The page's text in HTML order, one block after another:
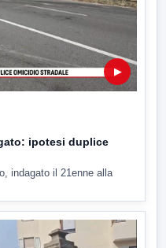
▶
ipotesi duplice
indagato il 21enne alla